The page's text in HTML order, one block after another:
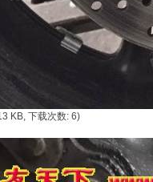
KB, 下载次数: 6)